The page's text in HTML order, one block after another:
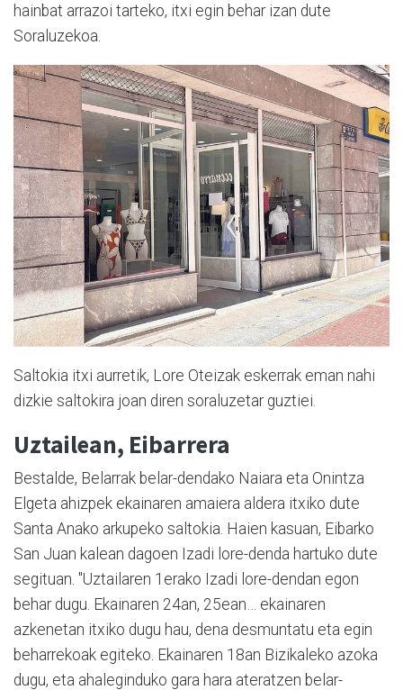
hainbat arrazoi tarteko, itxi egin behar izan dute
Soraluzekoa.
Saltokia itxi aurretik, Lore Oteizak eskerrak eman nahi
dizkie saltokira joan diren soraluzetar guztiei.
Uztailean, Eibarrera
Bestalde, Belarrak belar-dendako Naiara eta Onintza
Elgeta ahizpek ekainaren amaiera aldera itxiko dute
Santa Anako arkupeko saltokia. Haien kasuan, Eibarko
San Juan kalean dagoen Izadi lore-denda hartuko dute
segituan. "Uztailaren 1erako Izadi lore-dendan egon
behar dugu. Ekainaren 24an, 25ean… ekainaren
azkenetan itxiko dugu hau, dena desmuntatu eta egin
beharrekoak egiteko. Ekainaren 18an Bizikaleko azoka
dugu, eta ahaleginduko gara hara ateratzen belar-